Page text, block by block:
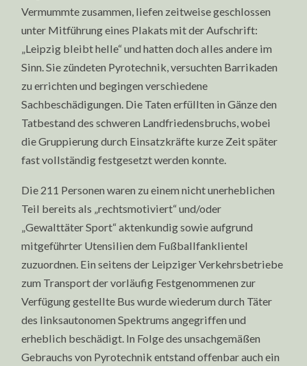
Vermummte zusammen, liefen zeitweise geschlossen
unter Mitführung eines Plakats mit der Aufschrift:
„Leipzig bleibt helle“ und hatten doch alles andere im
Sinn. Sie zündeten Pyrotechnik, versuchten Barrikaden
zu errichten und begingen verschiedene
Sachbeschädigungen. Die Taten erfüllten in Gänze den
Tatbestand des schweren Landfriedensbruchs, wobei
die Gruppierung durch Einsatzkräfte kurze Zeit später
fast vollständig festgesetzt werden konnte.
Die 211 Personen waren zu einem nicht unerheblichen
Teil bereits als „rechtsmotiviert“ und/oder
„Gewalttäter Sport“ aktenkundig sowie aufgrund
mitgeführter Utensilien dem Fußballfanklientel
zuzuordnen. Ein seitens der Leipziger Verkehrsbetriebe
zum Transport der vorläufig Festgenommenen zur
Verfügung gestellte Bus wurde wiederum durch Täter
des linksautonomen Spektrums angegriffen und
erheblich beschädigt. In Folge des unsachgemäßen
Gebrauchs von Pyrotechnik entstand offenbar auch ein